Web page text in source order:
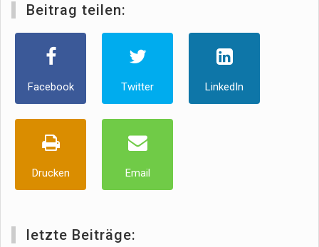
Beitrag teilen:
Facebook Twitter LinkedIn
Drucken Email
letzte Beiträge: